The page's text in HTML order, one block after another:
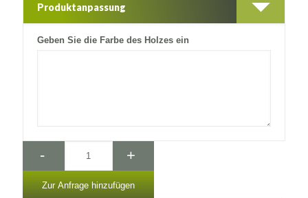
Produktanpassung
Geben Sie die Farbe des Holzes ein
- +
Zur Anfrage hinzufügen